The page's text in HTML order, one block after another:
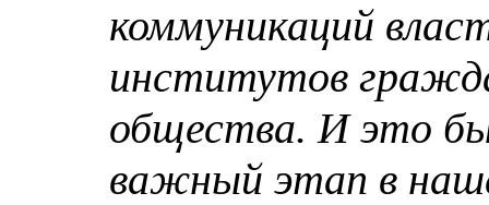
коммуникаций
институтов
общества. И это
важный этап в